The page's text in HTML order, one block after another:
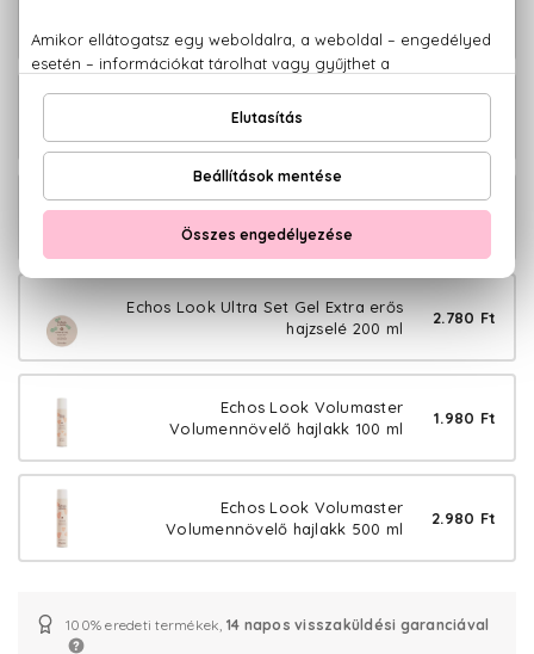
sós hajspray 200 ml
Echos Look Twister Cream Göndörítő
krém 225 ml
3.280 Ft
Echos Look Ultra Set Gel Extra erős
hajzselé 200 ml
2.780 Ft
Echos Look Volumaster
Volumennövelő hajlakk 100 ml
1.980 Ft
Echos Look Volumaster
Volumennövelő hajlakk 500 ml
2.980 Ft
100% eredeti termékek, 14 napos visszaküldési garanciával